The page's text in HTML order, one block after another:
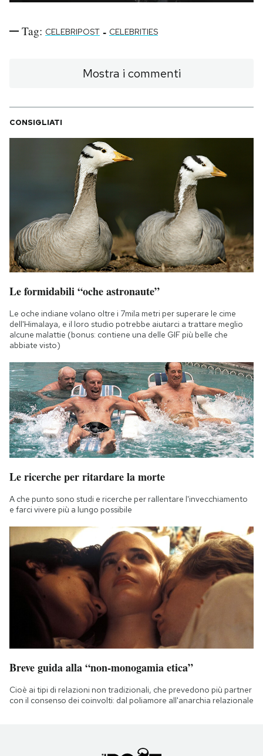
Tag: CELEBRIPOST - CELEBRITIES
Mostra i commenti
CONSIGLIATI
Le formidabili “oche astronaute”
Le oche indiane volano oltre i 7mila metri per superare le cime
dell'Himalaya, e il loro studio potrebbe aiutarci a trattare meglio
alcune malattie (bonus: contiene una delle GIF più belle che
abbiate visto)
Le ricerche per ritardare la morte
A che punto sono studi e ricerche per rallentare l'invecchiamento
e farci vivere più a lungo possibile
Breve guida alla “non-monogamia etica”
Cioè ai tipi di relazioni non tradizionali, che prevedono più partner
con il consenso dei coinvolti: dal poliamore all'anarchia relazionale